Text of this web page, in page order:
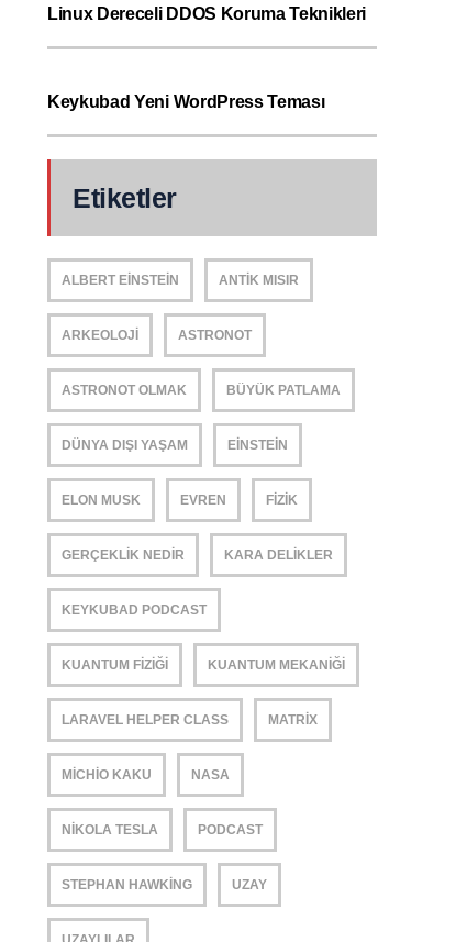
Linux Dereceli DDOS Koruma Teknikleri
Keykubad Yeni WordPress Teması
Etiketler
ALBERT EINSTEIN ANTIK MISIR
ARKEOLOJI ASTRONOT
ASTRONOT OLMAK BÜYÜK PATLAMA
DÜNYA DIŞI YAŞAM EINSTEIN
ELON MUSK EVREN FIZIK
GERÇEKLIK NEDIR KARA DELIKLER
KEYKUBAD PODCAST
KUANTUM FIZIĞI KUANTUM MEKANIĞI
LARAVEL HELPER CLASS MATRIX
MICHIO KAKU NASA
NIKOLA TESLA PODCAST
STEPHAN HAWKING UZAY